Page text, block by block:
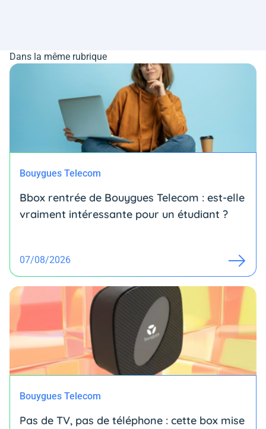
Dans la même rubrique
Bouygues Telecom
Bbox rentrée de Bouygues Telecom : est-elle
vraiment intéressante pour un étudiant ?
07/08/2026
Bouygues Telecom
Pas de TV, pas de téléphone : cette box mise